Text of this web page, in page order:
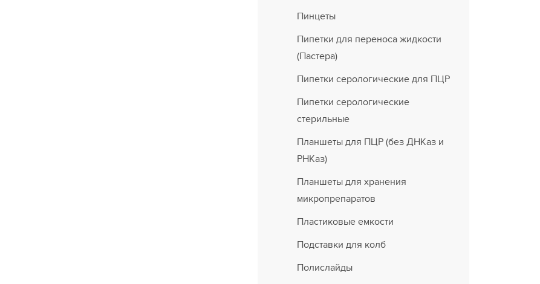
Пинцеты
Пипетки для переноса жидкости
(Пастера)
Пипетки серологические для ПЦР
Пипетки серологические
стерильные
Планшеты для ПЦР (без ДНКаз и
РНКаз)
Планшеты для хранения
микропрепаратов
Пластиковые емкости
Подставки для колб
Полислайды